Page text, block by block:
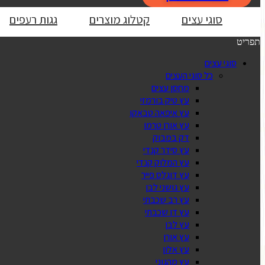
סוגי עצים קטלוג מוצרים גגות רעפים
תפריט
סוגי עצים
כל סוגי העצים
מחסן עצים
עץ טיק בורמזי
עץ איפאה טבאקו
עץ אורן טרמו
דק במבוק
עץ סידר קנדי
עץ המלוק קנדי
עץ דוגלס פייר
עץ גושני לבן
עץ רב שכבתי
עץ דו שכבתי
עץ לבן
עץ אורן
עץ אלון
עץ מהגוני